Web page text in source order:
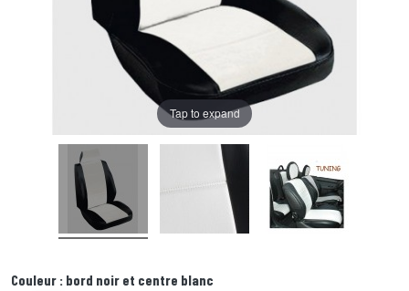
Tap to expand
Couleur : bord noir et centre blanc